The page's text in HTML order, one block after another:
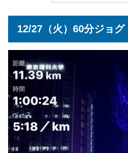
12/27（火）60分ジョグ